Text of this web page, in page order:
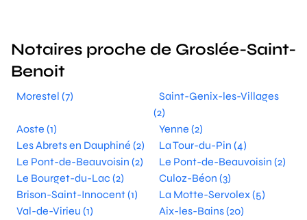
Notaires proche de Groslée-Saint-
Benoit
Morestel (7)
Saint-Genix-les-Villages
(2)
Aoste (1)
Yenne (2)
Les Abrets en Dauphiné (2)
La Tour-du-Pin (4)
Le Pont-de-Beauvoisin (2)
Le Pont-de-Beauvoisin (2)
Le Bourget-du-Lac (2)
Culoz-Béon (3)
Brison-Saint-Innocent (1)
La Motte-Servolex (5)
Val-de-Virieu (1)
Aix-les-Bains (20)